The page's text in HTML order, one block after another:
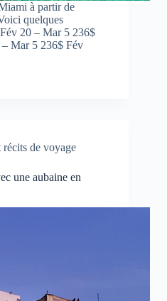
à partir de
quelques
20 – Mar 5 236$
Mar 5 236$ Fév
récits de voyage
une aubaine en